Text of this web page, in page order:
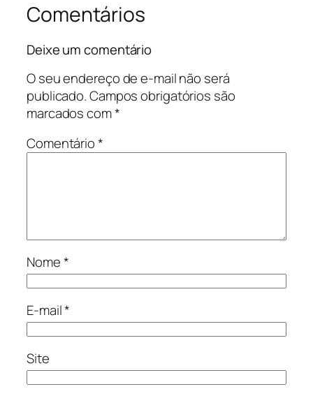
Comentários
Deixe um comentário
O seu endereço de e-mail não será
publicado.Campos obrigatórios são
marcados com*
Comentário*
Nome*
E-mail*
Site